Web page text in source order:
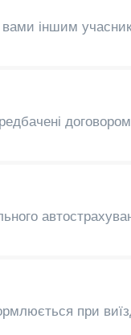
вами іншим
при